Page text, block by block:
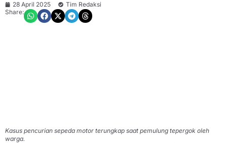
28 April 2025
Tim Redaksi
Share:
Kasus pencurian sepeda motor terungkap saat pemulung tepergok oleh
warga.